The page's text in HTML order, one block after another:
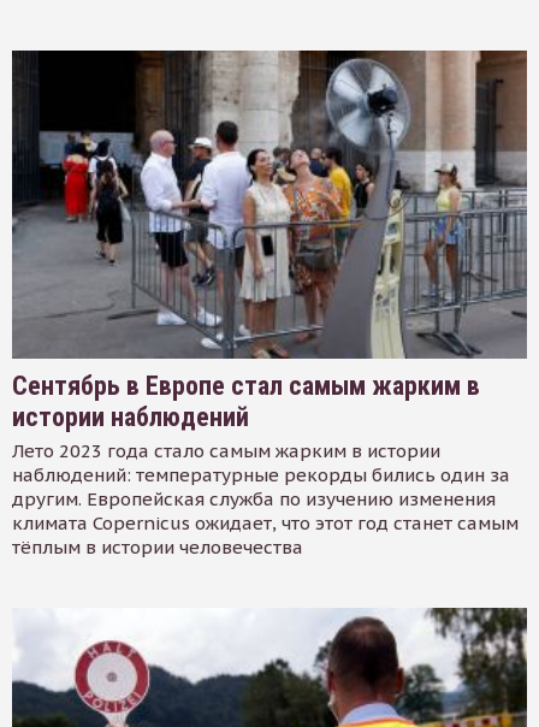
Сентябрь в Европе стал самым жарким в
истории наблюдений
Лето 2023 года стало самым жарким в истории
наблюдений: температурные рекорды бились один за
другим. Европейская служба по изучению изменения
климата Copernicus ожидает, что этот год станет самым
тёплым в истории человечества